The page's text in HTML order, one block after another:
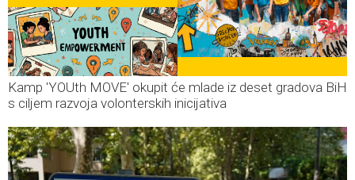
Kamp 'YOUth MOVE' okupit će mlade iz deset gradova BiH
s ciljem razvoja volonterskih inicijativa